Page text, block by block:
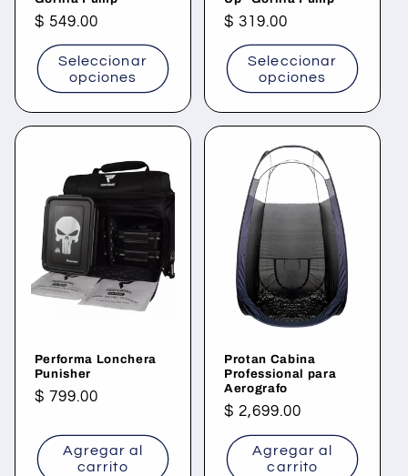
Precio
habitual
$ 549.00
Seleccionar
opciones
Precio
habitual
$ 319.00
Seleccionar
opciones
Performa Lonchera
Punisher
Precio
$ 799.00
Agregar al
carrito
Protan Cabina
Professional para
Aerografo
Precio
habitual
$ 2,699.00
Agregar al
carrito